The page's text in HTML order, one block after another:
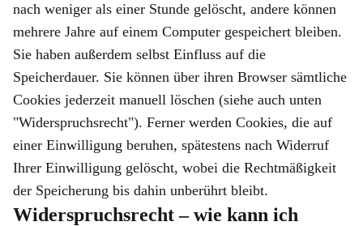
nach weniger als einer Stunde gelöscht, andere können
mehrere Jahre auf einem Computer gespeichert bleiben.
Sie haben außerdem selbst Einfluss auf die
Speicherdauer. Sie können über ihren Browser sämtliche
Cookies jederzeit manuell löschen (siehe auch unten
"Widerspruchsrecht"). Ferner werden Cookies, die auf
einer Einwilligung beruhen, spätestens nach Widerruf
Ihrer Einwilligung gelöscht, wobei die Rechtmäßigkeit
der Speicherung bis dahin unberührt bleibt.
Widerspruchsrecht – wie kann ich